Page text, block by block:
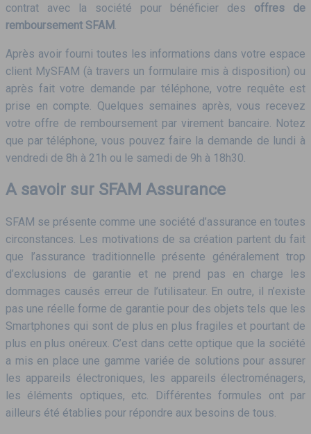
contrat avec la société pour bénéficier des offres de
remboursement SFAM
Après avoir fourni toutes les informations dans votre espace
client MySFAM (à travers un formulaire mis à disposition) ou
après fait votre demande par téléphone, votre requête est
prise en compte. Quelques semaines après, vous recevez
votre offre de remboursement par virement bancaire. Notez
que par téléphone, vous pouvez faire la demande de lundi à
vendredi de 8h à 21h ou le samedi de 9h à 18h30.
A savoir sur SFAM Assurance
SFAM se présente comme une société d’assurance en toutes
circonstances. Les motivations de sa création partent du fait
que l’assurance traditionnelle présente généralement trop
d’exclusions de garantie et ne prend pas en charge les
dommages causés erreur de l’utilisateur. En outre, il n’existe
pas une réelle forme de garantie pour des objets tels que les
Smartphones qui sont de plus en plus fragiles et pourtant de
plus en plus onéreux. C’est dans cette optique que la société
a mis en place une gamme variée de solutions pour assurer
les appareils électroniques, les appareils électroménagers,
les éléments optiques, etc. Différentes formules ont par
ailleurs été établies pour répondre aux besoins de tous.